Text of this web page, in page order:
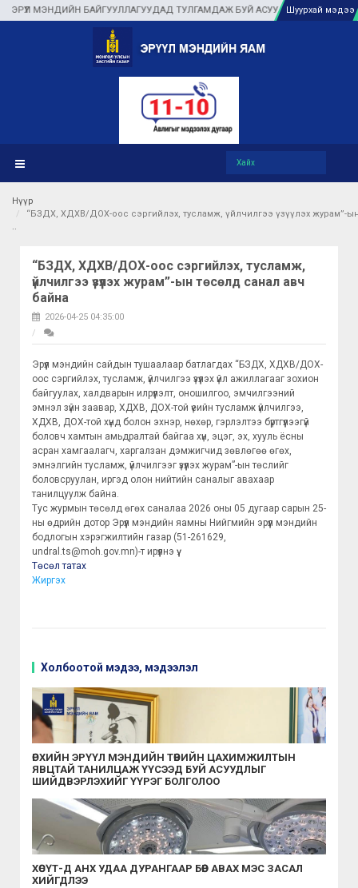
МЭНДИЙН БАЙГУУЛЛАГУУДАД ТУЛГАМДАЖ БУЙ АСУУДЛЫГ ГАЗАР ДЭЭР
Шуурхай мэдээ
Нүүр
“БЗДХ, ХДХВ/ДОХ-оос сэргийлэх, тусламж, үйлчилгээ үзүүлэх журам”-
“БЗДХ, ХДХВ/ДОХ-оос сэргийлэх, тусламж,
үйлчилгээ үзүүлэх журам”-ын төсөлд санал авч
байна
2026-04-25 04:35:00
Эрүүл мэндийн сайдын тушаалаар батлагдах “БЗДХ, ХДХВ/ДОХ-
оос сэргийлэх, тусламж, үйлчилгээ үзүүлэх үйл ажиллагааг зохион
байгуулах, халдварын илрүүлэлт, оношилгоо, эмчилгээний
эмнэл зүйн заавар, ХДХВ, ДОХ-той үеийн тусламж үйлчилгээ,
ХДХВ, ДОХ-той хүнд болон эхнэр, нөхөр, гэрлэлтээ бүртгүүлээгүй
боловч хамтын амьдралтай байгаа хүн, эцэг, эх, хууль ёсны
асран хамгаалагч, харгалзан дэмжигчид зөвлөгөө өгөх,
эмнэлгийн тусламж, үйлчилгээг үзүүлэх журам”-ын төслийг
боловсруулан, иргэд олон нийтийн саналыг авахаар
танилцуулж байна.
Тус журмын төсөлд өгөх саналаа 2026 оны 05 дугаар сарын 25-
ны өдрийн дотор Эрүүл мэндийн яамны Нийгмийн эрүүл мэндийн
бодлогын хэрэгжилтийн газар (51-261629,
undral.ts@moh.gov.mn)-т ирүүлнэ үү.
Төсөл татах
Жиргэх
Холбоотой мэдээ, мэдээлэл
ӨРХИЙН ЭРҮҮЛ МЭНДИЙН ТӨВИЙН ЦАХИМЖИЛТЫН
ЯВЦТАЙ ТАНИЛЦАЖ ҮҮСЭЭД БУЙ АСУУДЛЫГ
ШИЙДВЭРЛЭХИЙГ ҮҮРЭГ БОЛГОЛОО
ХӨСҮТ-Д АНХ УДАА ДУРАНГААР БӨӨР АВАХ МЭС ЗАСАЛ
ХИЙГДЛЭЭ